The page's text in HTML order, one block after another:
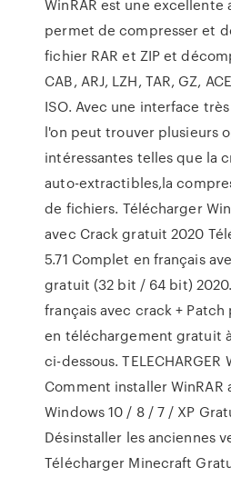
WinRAR est une
permet de compresser et
fichier RAR et ZIP et
CAB, ARJ, LZH, TAR, GZ,
ISO. Avec une interface
l'on peut trouver plusieurs
intéressantes telles que la
auto-extractibles,la
de fichiers. Télécharger
avec Crack gratuit 2020
5.71 Complet en français
gratuit (32 bit / 64 bit) 2020.
français avec crack + Patch
en téléchargement gratuit
ci-dessous. TELECHARGER
Comment installer WinRAR
Windows 10 / 8 / 7 / XP
Désinstaller les anciennes
Télécharger Minecraft